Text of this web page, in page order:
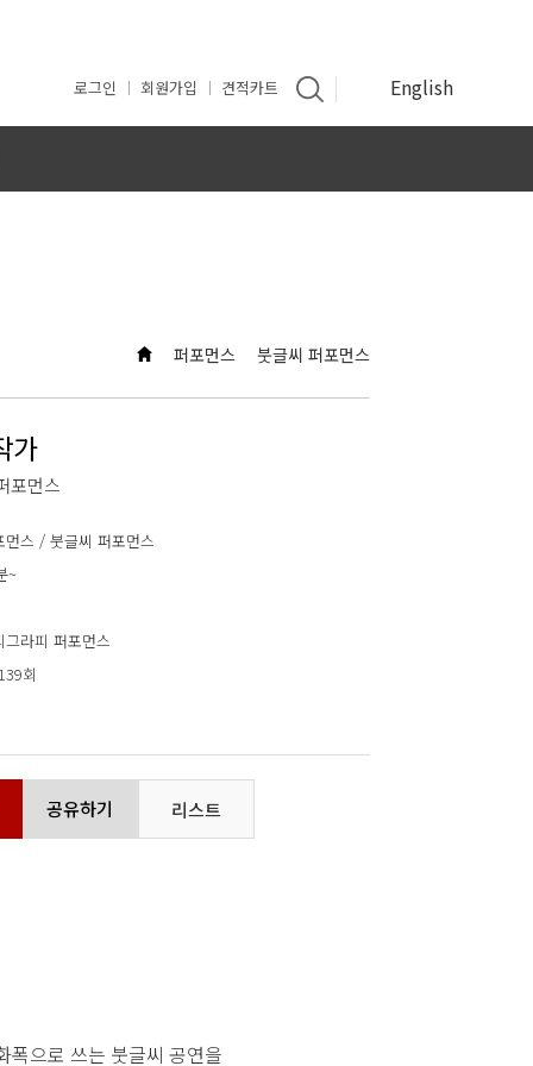
로그인 회원가입 견적카트 English
퍼포먼스 붓글씨 퍼포먼스
가
포먼스
먼스 / 붓글씨 퍼포먼스
~
그라피 퍼포먼스
회
공유하기 리스트
폭으로 쓰는 붓글씨 공연을